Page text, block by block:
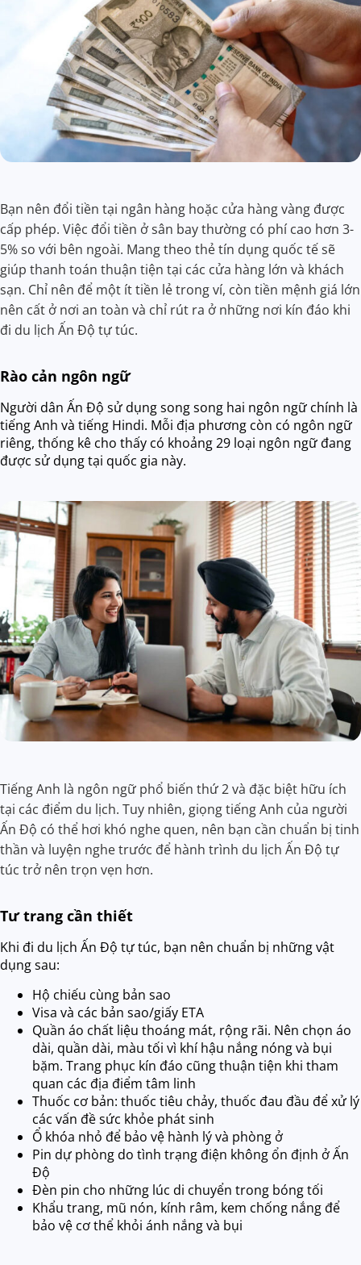
Bạn nên đổi tiền tại ngân hàng hoặc cửa hàng vàng được
cấp phép. Việc đổi tiền ở sân bay thường có phí cao hơn 3-
5% so với bên ngoài. Mang theo thẻ tín dụng quốc tế sẽ
giúp thanh toán thuận tiện tại các cửa hàng lớn và khách
sạn. Chỉ nên để một ít tiền lẻ trong ví, còn tiền mệnh giá lớn
nên cất ở nơi an toàn và chỉ rút ra ở những nơi kín đáo khi
đi du lịch Ấn Độ tự túc.
Rào cản ngôn ngữ
Người dân Ấn Độ sử dụng song song hai ngôn ngữ chính là
tiếng Anh và tiếng Hindi. Mỗi địa phương còn có ngôn ngữ
riêng, thống kê cho thấy có khoảng 29 loại ngôn ngữ đang
được sử dụng tại quốc gia này.
Tiếng Anh là ngôn ngữ phổ biến thứ 2 và đặc biệt hữu ích
tại các điểm du lịch. Tuy nhiên, giọng tiếng Anh của người
Ấn Độ có thể hơi khó nghe quen, nên bạn cần chuẩn bị tinh
thần và luyện nghe trước để hành trình du lịch Ấn Độ tự
túc trở nên trọn vẹn hơn.
Tư trang cần thiết
Khi đi du lịch Ấn Độ tự túc, bạn nên chuẩn bị những vật
dụng sau:
Hộ chiếu cùng bản sao
Visa và các bản sao/giấy ETA
Quần áo chất liệu thoáng mát, rộng rãi. Nên chọn áo
dài, quần dài, màu tối vì khí hậu nắng nóng và bụi
bặm. Trang phục kín đáo cũng thuận tiện khi tham
quan các địa điểm tâm linh
Thuốc cơ bản: thuốc tiêu chảy, thuốc đau đầu để xử lý
các vấn đề sức khỏe phát sinh
Ổ khóa nhỏ để bảo vệ hành lý và phòng ở
Pin dự phòng do tình trạng điện không ổn định ở Ấn
Độ
Đèn pin cho những lúc di chuyển trong bóng tối
Khẩu trang, mũ nón, kính râm, kem chống nắng để
bảo vệ cơ thể khỏi ánh nắng và bụi